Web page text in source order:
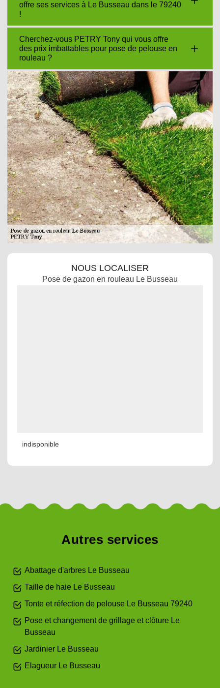
offre ses services à Le Busseau dans le 79240
!
Cherchez-vous PETRY Tony qui vous offre
des prix imbattables pour pose de pelouse en
rouleau ?
NOUS LOCALISER
Pose de gazon en rouleau Le Busseau
indisponible
Autres services
Abattage d'arbres Le Busseau
Taille de haie Le Busseau
Tonte et réfection de pelouse Le Busseau 79240
Pose et changement de grillage et clôture Le
Busseau
Jardinier Le Busseau
Elagueur Le Busseau